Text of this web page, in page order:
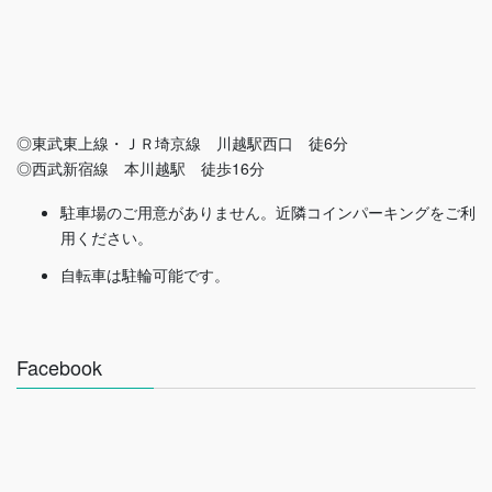
◎東武東上線・ＪＲ埼京線 川越駅西口 徒6分
◎西武新宿線 本川越駅 徒歩16分
駐車場のご用意がありません。近隣コインパーキングをご利
用ください。
自転車は駐輪可能です。
Facebook